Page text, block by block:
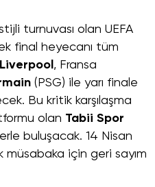
turnuvası olan UEFA
final heyecanı tüm
Liverpool , Fransa
(PSG) ile yarı finale
Bu kritik karşılaşma
olan Tabii Spor
buluşacak. 14 Nisan
müsabaka için geri sayım